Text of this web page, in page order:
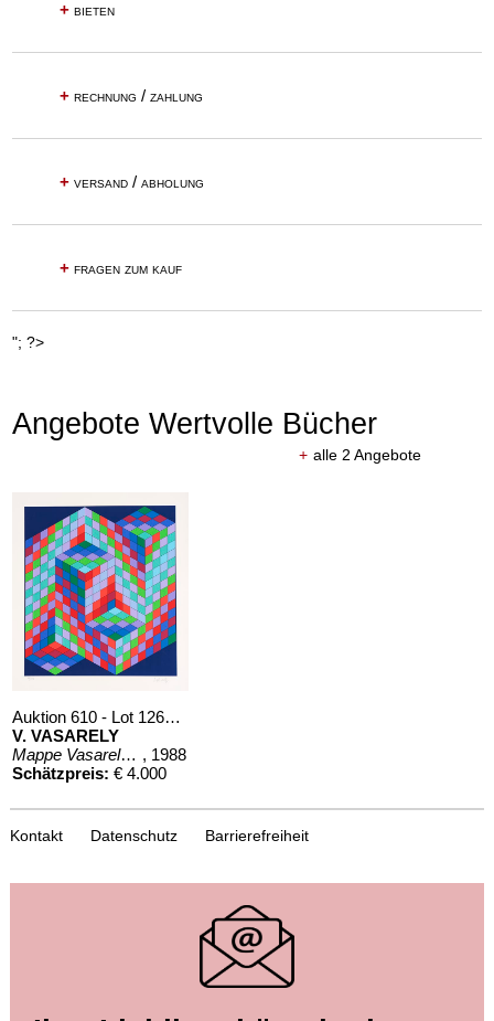
+bieten
+rechnung / zahlung
+versand / abholung
+fragen zum kauf
"; ?>
Angebote Wertvolle Bücher
+ alle 2 Angebote
Auktion 610 - Lot 126000130
V. VASARELY
Mappe Vasarely, Texte Otto Hahn
, 1988
Schätzpreis: € 4.000
Auktion 610 - Lot 426000268
Kontakt Datenschutz Barrierefreiheit